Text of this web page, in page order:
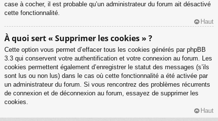
case à cocher, il est probable qu’un administrateur du forum ait désactivé
cette fonctionnalité.
Haut
À quoi sert « Supprimer les cookies » ?
Cette option vous permet d’effacer tous les cookies générés par phpBB
3.3 qui conservent votre authentification et votre connexion au forum. Les
cookies permettent également d’enregistrer le statut des messages (s’ils
sont lus ou non lus) dans le cas où cette fonctionnalité a été activée par
un administrateur du forum. Si vous rencontrez des problèmes récurrents
de connexion et de déconnexion au forum, essayez de supprimer les
cookies.
Haut